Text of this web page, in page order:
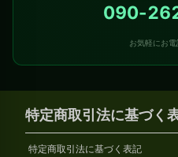
090-
お気軽にお電
特定商取引法に基づく
特定商取引法に基づく表記